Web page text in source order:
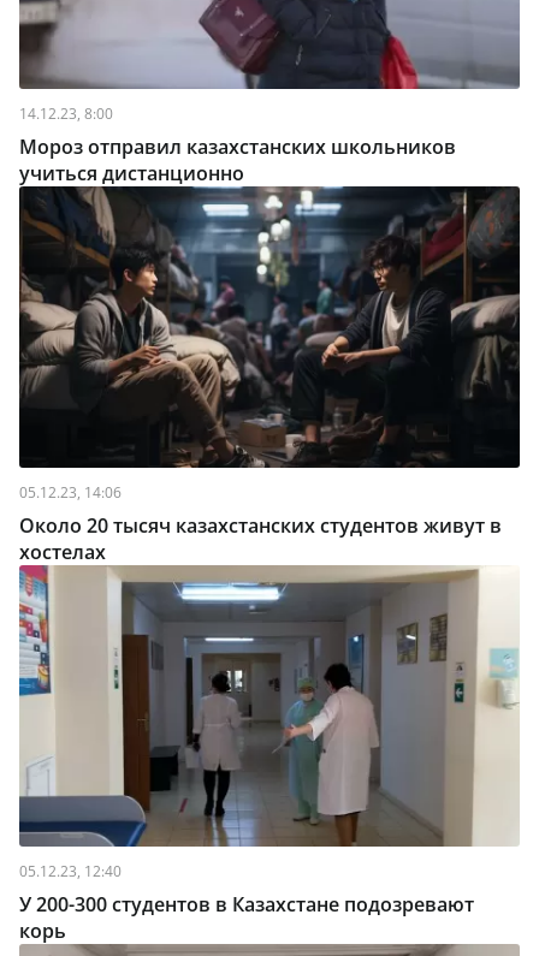
14.12.23, 8:00
Мороз отправил казахстанских школьников
учиться дистанционно
05.12.23, 14:06
Около 20 тысяч казахстанских студентов живут в
хостелах
05.12.23, 12:40
У 200-300 студентов в Казахстане подозревают
корь